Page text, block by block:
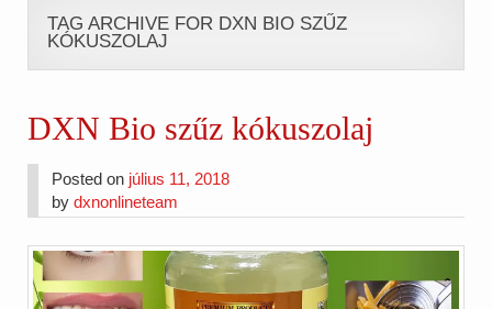
TAG ARCHIVE FOR DXN BIO SZŰZ
KÓKUSZOLAJ
DXN Bio szűz kókuszolaj
Posted on július 11, 2018
bydxnonlineteam